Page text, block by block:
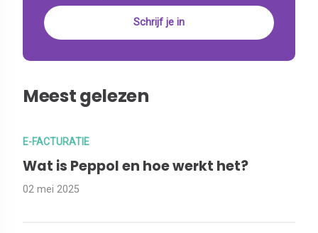
Meest gelezen
E-FACTURATIE
Wat is Peppol en hoe werkt het?
02 mei 2025